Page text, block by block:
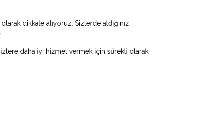
dikkate alıyoruz. Sizlerde aldığınız
daha iyi hizmet vermek için sürekli olarak